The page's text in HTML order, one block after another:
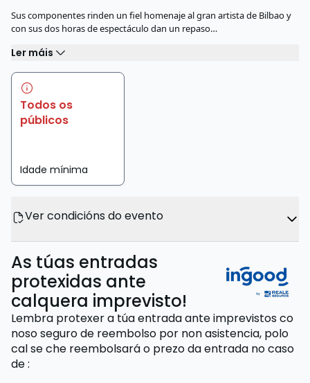
Sus componentes rinden un fiel homenaje al gran artista de Bilbao y
con sus dos horas de espectáculo dan un repaso…
Ler máis
Todos os
públicos
Idade mínima
Ver condicións do evento
As túas entradas
protexidas ante
calquera imprevisto!
Lembra protexer a túa entrada ante imprevistos co
noso seguro de reembolso por non asistencia, polo
cal se che reembolsará o prezo da entrada no caso
de: